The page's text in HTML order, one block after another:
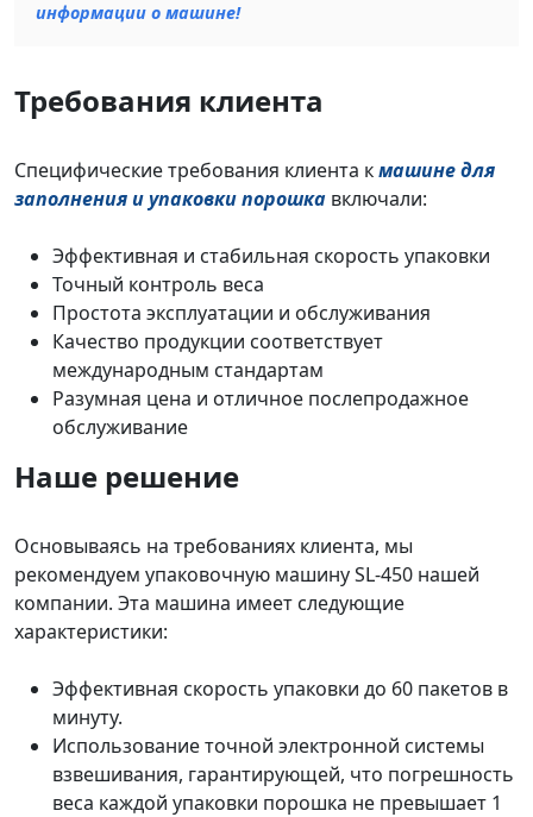
информации о машине!
Требования клиента
Специфические требования клиента кмашине для
заполнения и упаковки порошка включали:
Эффективная и стабильная скорость упаковки
Точный контроль веса
Простота эксплуатации и обслуживания
Качество продукции соответствует
международным стандартам
Разумная цена и отличное послепродажное
обслуживание
Наше решение
Основываясь на требованиях клиента, мы
рекомендуем упаковочную машину SL-450 нашей
компании. Эта машина имеет следующие
характеристики:
Эффективная скорость упаковки до 60 пакетов в
минуту.
Использование точной электронной системы
взвешивания, гарантирующей, что погрешность
веса каждой упаковки порошка не превышает 1